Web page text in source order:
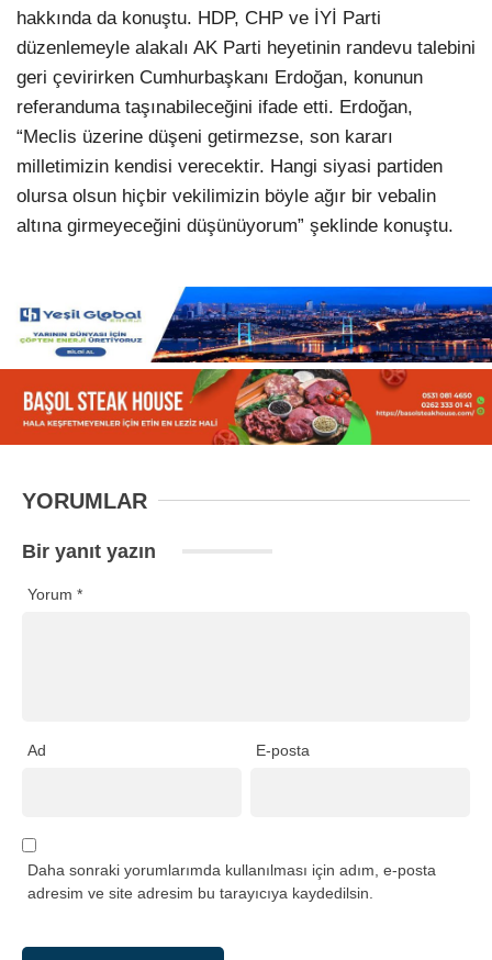
hakkında da konuştu. HDP, CHP ve İYİ Parti
düzenlemeyle alakalı AK Parti heyetinin randevu talebini
geri çevirirken Cumhurbaşkanı Erdoğan, konunun
referanduma taşınabileceğini ifade etti. Erdoğan,
“Meclis üzerine düşeni getirmezse, son kararı
milletimizin kendisi verecektir. Hangi siyasi partiden
olursa olsun hiçbir vekilimizin böyle ağır bir vebalin
altına girmeyeceğini düşünüyorum” şeklinde konuştu.
YORUMLAR
Bir yanıt yazın
Yorum *
Ad E-posta
Daha sonraki yorumlarımda kullanılması için adım, e-posta
adresim ve site adresim bu tarayıcıya kaydedilsin.